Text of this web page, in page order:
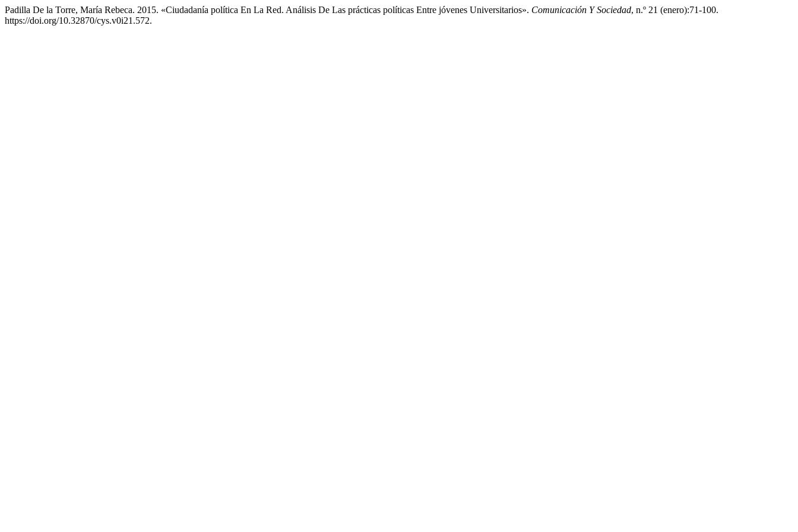
Padilla De la Torre, María Rebeca. 2015. «Ciudadanía política En La Red. Análisis De Las prácticas políticas Entre jóvenes Universitarios». Comunicación Y Sociedad, n.º 21 (enero):71-100.
https://doi.org/10.32870/cys.v0i21.572.